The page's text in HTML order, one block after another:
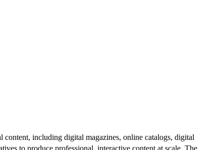
content, including digital magazines, online catalogs, digital
to produce professional, interactive content at scale. The